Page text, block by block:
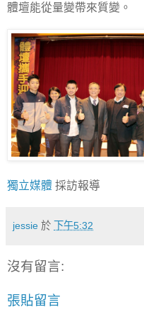
體壇能從量變帶來質變。
獨立媒體 採訪報導
jessie 於 下午5:32
沒有留言:
張貼留言